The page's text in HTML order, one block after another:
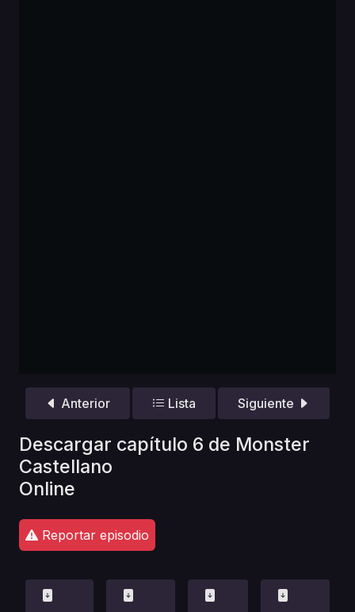
Anterior Lista Siguiente
Descargar capítulo 6 de Monster
Castellano
Online
Reportar episodio